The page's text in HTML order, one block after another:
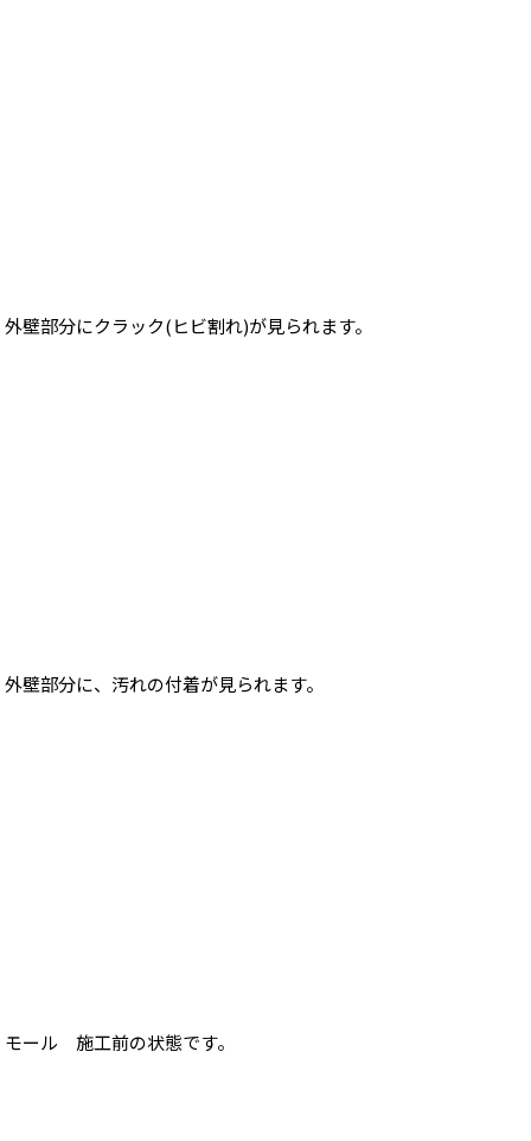
外壁部分にクラック(ヒビ割れ)が見られます。
外壁部分に、汚れの付着が見られます。
モール 施工前の状態です。